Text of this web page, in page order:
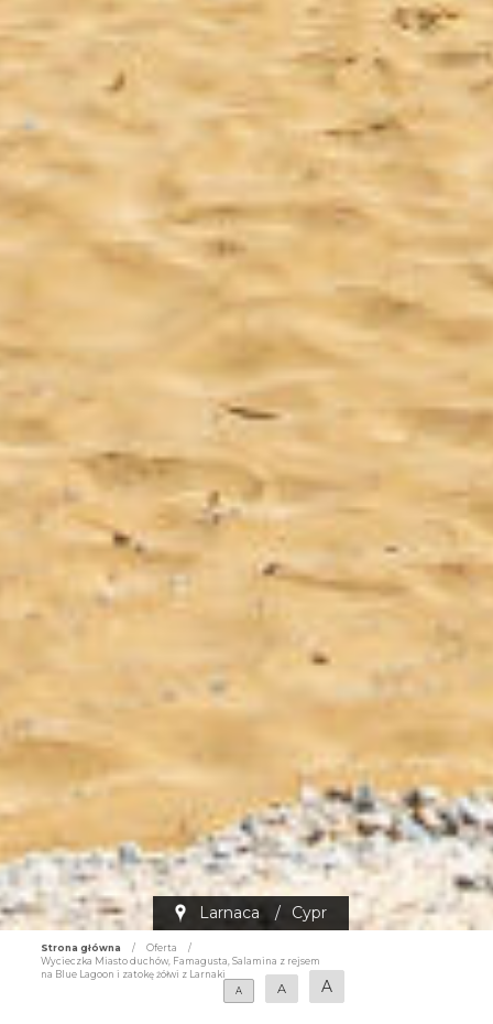
Larnaca / Cypr
Strona główna / Oferta
/
Wycieczka Miasto duchów, Famagusta, Salamina z rejsem
na Blue Lagoon i zatokę żółwi z Larnaki
A
A A